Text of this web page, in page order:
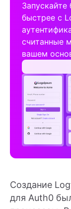
быстрее с
считанные
вашем
Создание
для Auth0